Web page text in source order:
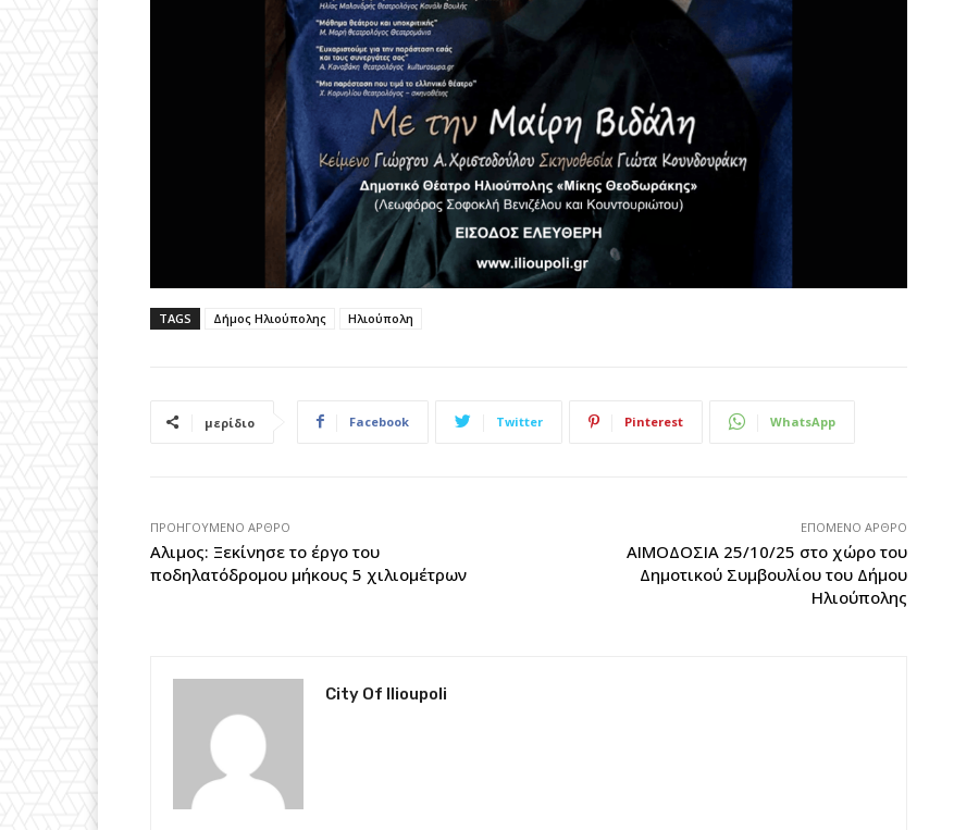
TAGS Δήμος Ηλιούπολης Ηλιούπολη
μερίδιο Facebook Twitter Pinterest WhatsApp
ΠΡΟΗΓΟΎΜΕΝΟ ΆΡΘΡΟ
Αλιμος: Ξεκίνησε το έργο του
ποδηλατόδρομου μήκους 5 χιλιομέτρων
ΕΠΌΜΕΝΟ ΆΡΘΡΟ
ΑΙΜΟΔΟΣΙΑ 25/10/25 στο χώρο του
Δημοτικού Συμβουλίου του Δήμου
Ηλιούπολης
City Of Ilioupoli